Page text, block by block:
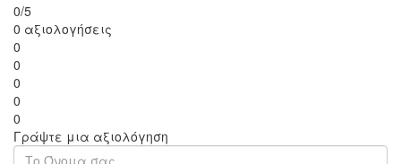
0/5
0 αξιολογήσεις
0
0
0
0
0
Γράψτε μια αξιολόγηση